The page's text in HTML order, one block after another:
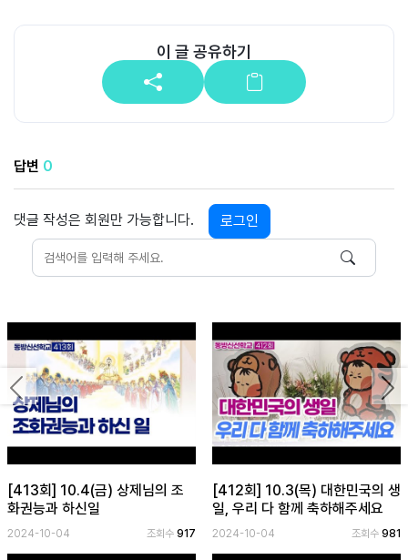
이 글 공유하기
답변 0
댓글 작성은 회원만 가능합니다. 로그인
Previous
[413회] 10.4(금) 상제님의 조
화권능과 하신일
2024-10-04 조회수917
[412회] 10.3(목) 대한민국의 생
일, 우리 다 함께 축하해주세요
2024-10-04 조회수 981